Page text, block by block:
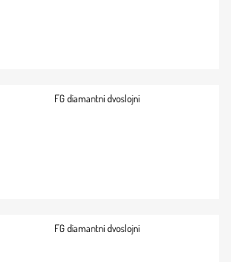
FG diamantni dvoslojni
FG diamantni dvoslojni